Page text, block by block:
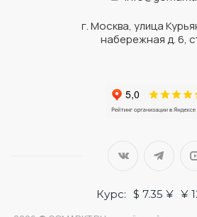
г. Москва, улица
набережная д. 6,
Курс: $ 7.35 ¥ ¥